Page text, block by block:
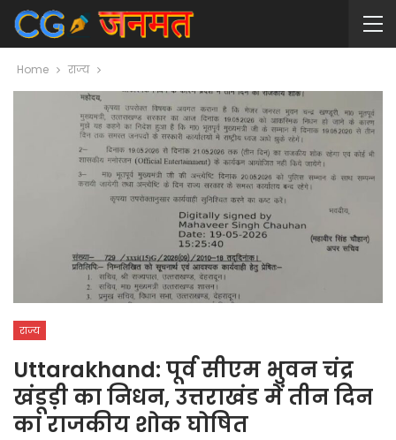
Home राज्य
राज्य
Uttarakhand: पूर्व सीएम भुवन चंद्र
खंडूड़ी का निधन, उत्तराखंड में तीन दिन
का राजकीय शोक घोषित